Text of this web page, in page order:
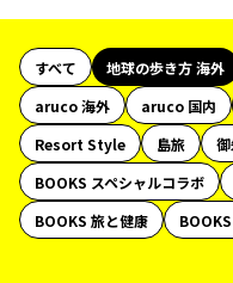
すべて 地球の歩き方 海外
aruco 海外
aruco 国内
Resort Style
島旅
BOOKS スペシャルコラボ
BOOKS 旅と健康